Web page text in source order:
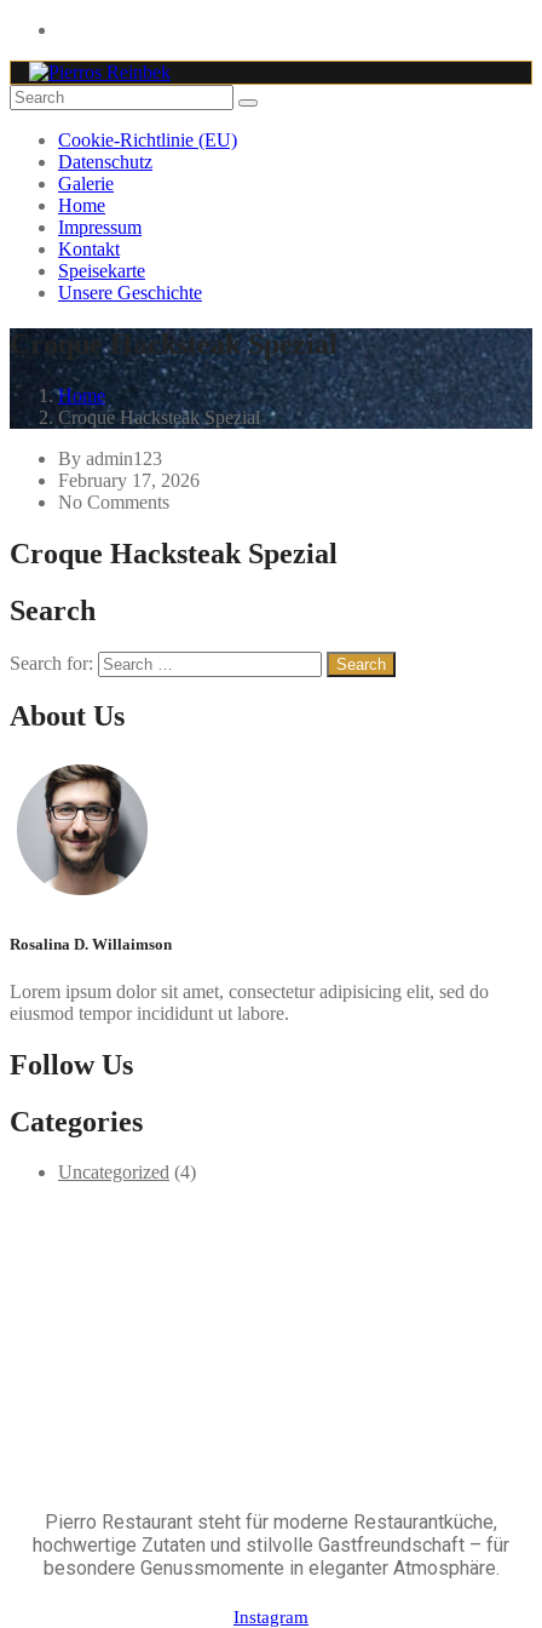
Cookie-Richtlinie (EU)
Datenschutz
Galerie
Home
Impressum
Kontakt
Speisekarte
Unsere Geschichte
Croque Hacksteak Spezial
Home
Croque Hacksteak Spezial
By admin123
February 17, 2026
No Comments
Croque Hacksteak Spezial
Search
Search for:
About Us
Rosalina D. Willaimson
Lorem ipsum dolor sit amet, consectetur adipisicing elit, sed do
eiusmod tempor incididunt ut labore.
Follow Us
Categories
Uncategorized (4)
Pierro Restaurant steht für moderne Restaurantküche,
hochwertige Zutaten und stilvolle Gastfreundschaft – für
besondere Genussmomente in eleganter Atmosphäre.
Instagram